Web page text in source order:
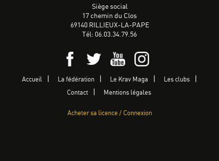
Siège social
17 chemin du Clos
69140 RILLIEUX-LA-PAPE
Tél: 06.03.34.79.56
Accueil La fédération Le Krav Maga Les clubs
Contact Mentions légales
Acheter sa licence / Connexion